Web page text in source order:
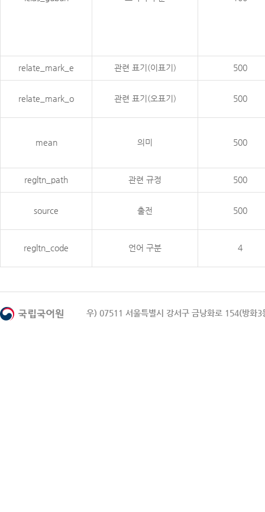
relate_mark_e 관련 표기(이표기) 500
relate_mark_o 관련 표기(오표기) 500
mean 의미 500
regltn_path 관련 규정 500
source 출전 500
regltn_code 언어 구분 4
우) 07511 서울특별시 강서구 금낭화로 154(방화3